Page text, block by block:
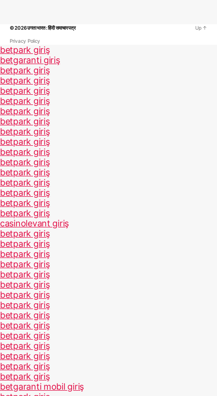
© 2026उगता भारत : हिंदी समाचार पत्र
Privacy Policy
Up ↑
betpark giriş
betgaranti giriş
betpark giriş
betpark giriş
betpark giriş
betpark giriş
betpark giriş
betpark giriş
betpark giriş
betpark giriş
betpark giriş
betpark giriş
betpark giriş
betpark giriş
betpark giriş
betpark giriş
betpark giriş
casinolevant giriş
betpark giriş
betpark giriş
betpark giriş
betpark giriş
betpark giriş
betpark giriş
betpark giriş
betpark giriş
betpark giriş
betpark giriş
betpark giriş
betpark giriş
betpark giriş
betpark giriş
betpark giriş
betgaranti mobil giriş